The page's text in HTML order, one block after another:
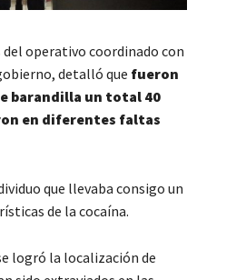
operativo coordinado con
detalló que fueron
barandilla un total 40
en diferentes faltas
que llevaba consigo un
de la cocaína.
logró la localización de